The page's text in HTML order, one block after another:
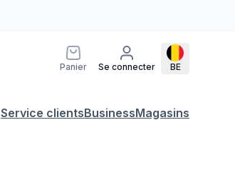
Panier Se connecter BE
Service clientsBusinessMagasins